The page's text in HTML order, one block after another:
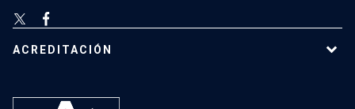
ACREDITACIÓN